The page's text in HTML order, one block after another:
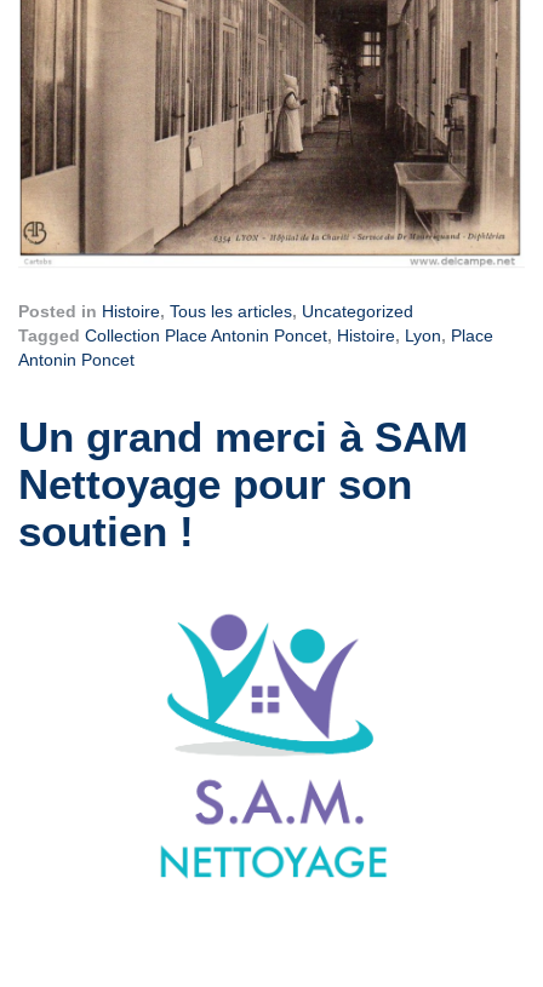
Posted in Histoire, Tous les articles, Uncategorized
Tagged Collection Place Antonin Poncet, Histoire, Lyon, Place
Antonin Poncet
Un grand merci à SAM
Nettoyage pour son
soutien !